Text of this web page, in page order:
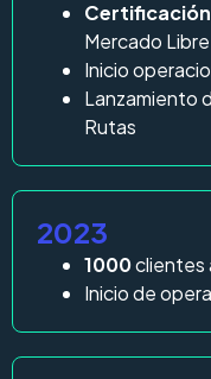
Certificación
Mercado Libre
Inicio
Lanzamiento
Rutas
2023
1000clientes
Inicio de